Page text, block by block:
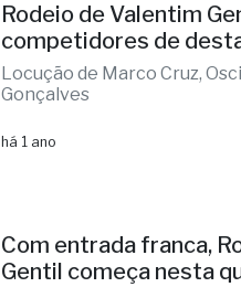
Rodeio de Valentim
competidores de
Locução de Marco Cruz,
Gonçalves
há 1 ano
Com entrada franca,
Gentil começa nesta